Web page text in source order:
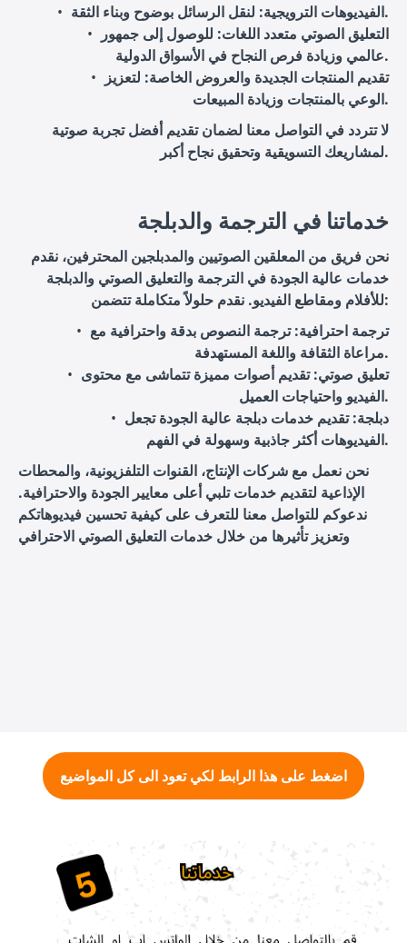
الفيديوهات الترويجية: لنقل الرسائل بوضوح وبناء الثقة.
التعليق الصوتي متعدد اللغات: للوصول إلى جمهور
عالمي وزيادة فرص النجاح في الأسواق الدولية.
تقديم المنتجات الجديدة والعروض الخاصة: لتعزيز
الوعي بالمنتجات وزيادة المبيعات.
لا تتردد في التواصل معنا لضمان تقديم أفضل تجربة صوتية
لمشاريعك التسويقية وتحقيق نجاح أكبر.
خدماتنا في الترجمة والدبلجة
نحن فريق من المعلقين الصوتيين والمدبلجين المحترفين، نقدم
خدمات عالية الجودة في الترجمة والتعليق الصوتي والدبلجة
للأفلام ومقاطع الفيديو. نقدم حلولاً متكاملة تتضمن:
ترجمة احترافية: ترجمة النصوص بدقة واحترافية مع
مراعاة الثقافة واللغة المستهدفة.
تعليق صوتي: تقديم أصوات مميزة تتماشى مع محتوى
الفيديو واحتياجات العميل.
دبلجة: تقديم خدمات دبلجة عالية الجودة تجعل
الفيديوهات أكثر جاذبية وسهولة في الفهم.
نحن نعمل مع شركات الإنتاج، القنوات التلفزيونية، والمحطات
الإذاعية لتقديم خدمات تلبي أعلى معايير الجودة والاحترافية.
ندعوكم للتواصل معنا للتعرف على كيفية تحسين فيديوهاتكم
وتعزيز تأثيرها من خلال خدمات التعليق الصوتي الاحترافي
اضغط على هذا الرابط لكي تعود الى كل المواضيع